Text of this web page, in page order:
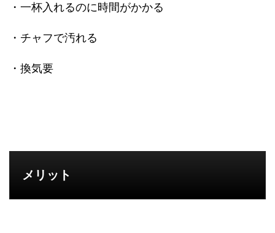
・一杯入れるのに時間がかかる
・チャフで汚れる
・換気要
メリット